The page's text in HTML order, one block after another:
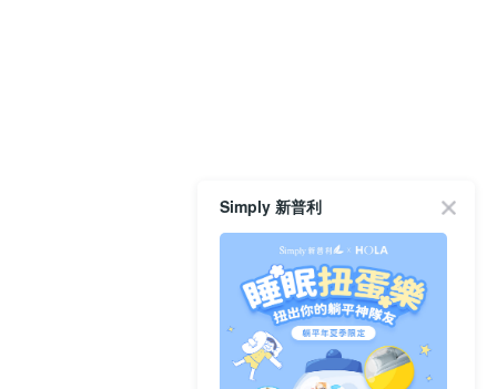
Simply 新普利